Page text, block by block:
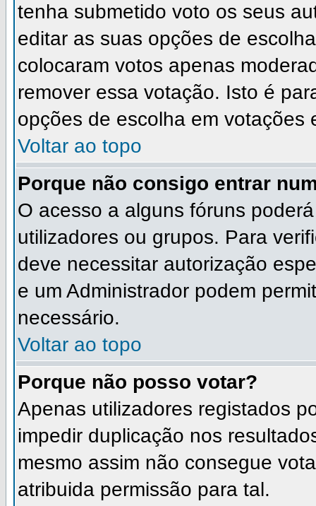
tenha submetido voto os seus
editar as suas opções de
colocaram votos apenas
remover essa votação. Isto é
opções de escolha em votações
Voltar ao topo
Porque não consigo entrar
O acesso a alguns fóruns
utilizadores ou grupos. Para
deve necessitar autorização
e um Administrador podem
necessário.
Voltar ao topo
Porque não posso votar?
Apenas utilizadores registados
impedir duplicação nos
mesmo assim não consegue
atribuida permissão para tal.